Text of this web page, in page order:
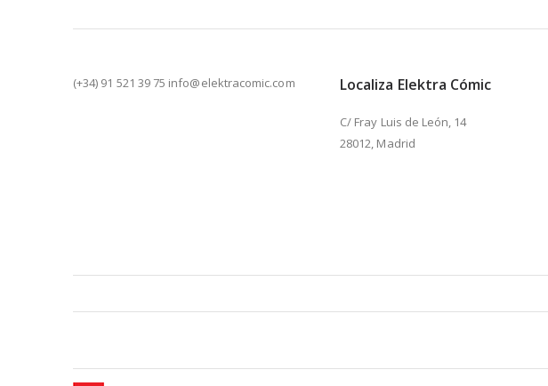
(+34) 91 521 39 75 info@elektracomic.com Localiza Elektra Cómic
C/ Fray Luis de León, 14
28012, Madrid